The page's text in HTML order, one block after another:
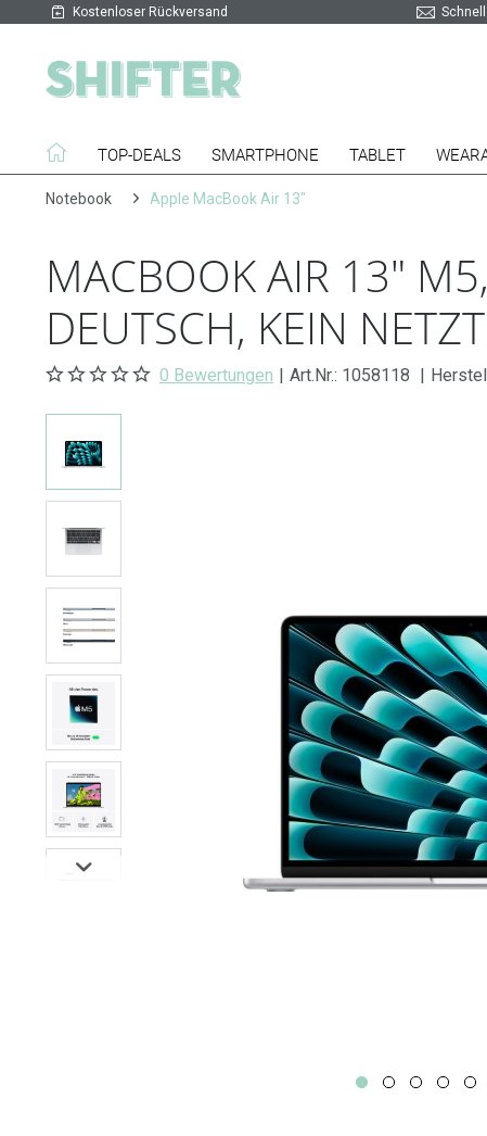
Kostenloser Rückversand
TOP-DEALS SMARTPHONE TABLET
Notebook Apple MacBook Air 13"
MACBOOK AIR 13"
DEUTSCH, KEIN
0 Bewertungen | Art.Nr.: 1058118 |